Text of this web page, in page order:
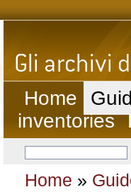
Home
inventories
Home »